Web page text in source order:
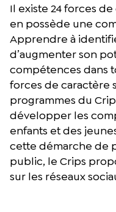
Il existe 24 forces
en possède une
Apprendre à
d’augmenter son
compétences dans
forces de caractère
programmes du
développer les
enfants et des
cette démarche de
public, le Crips
sur les réseaux